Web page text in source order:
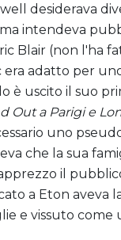
desiderava
intendeva
Blair (non l'ha
era adatto per
è uscito il suo
Out a Parigi e
uno
che la sua
il
a Eton aveva
e vissuto come